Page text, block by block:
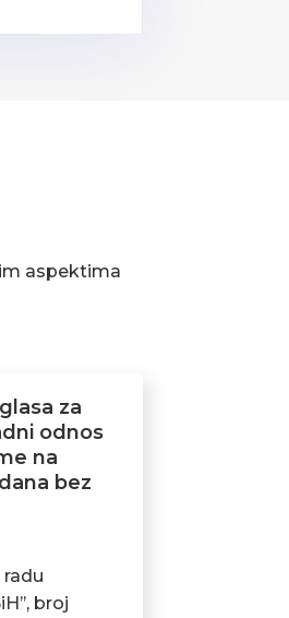
aspektima
za
odnos
na
bez
broj